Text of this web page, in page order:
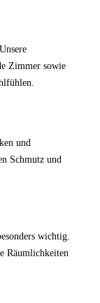
Zimmer sowie
und
Schmutz und
wichtig.
Räumlichkeiten